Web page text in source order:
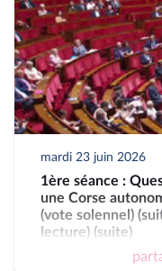
mardi 23 juin 2026
1ère séance :
une Corse
(vote solennel)
lecture) (suite)